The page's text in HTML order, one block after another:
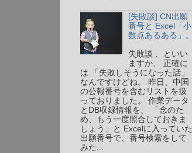
[失敗談] CN出願
番号と Excel「小
数点あるある」。
失敗談 、といい
ますか、 正確に
は 「失敗しそうになった話」
なんですけどね。 昨日、中国
の公報番号を含むリストを扱
っておりました。 作業データ
とDB収録情報を、 「念のた
め、もう一度照合しておきま
しょう」と Excelに入っていた
出願番号で、番号検索をして
みた...